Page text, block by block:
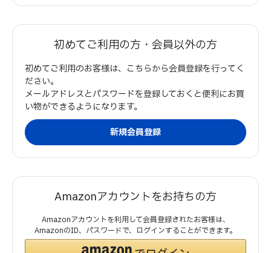
初めてご利用の方・会員以外の方
初めてご利用のお客様は、こちらから会員登録を行ってく
ださい。
メールアドレスとパスワードを登録しておくと便利にお買
い物ができるようになります。
Amazonアカウントをお持ちの方
Amazonアカウントを利用して会員登録されたお客様は、
AmazonのID、パスワードで、ログインすることができます。